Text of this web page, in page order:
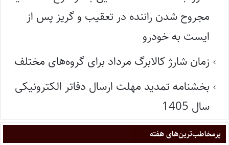
مجروح شدن راننده در تعقیب و گریز پس از
ایست به خودرو
زمان شارژ کالابرگ مرداد برای گروه‌های مختلف
بخشنامه تمدید مهلت ارسال دفاتر الکترونیکی
سال 1405
پر‌مخاطب‌ترین‌های هفته